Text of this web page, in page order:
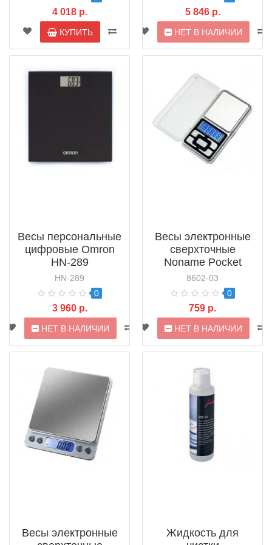
4 018 р.
КУПИТЬ
5 846 р.
НЕТ В НАЛИЧИИ
Весы персональные
цифровые Omron
HN-289
HN-289
0
3 960 р.
НЕТ В НАЛИЧИИ
Весы электронные
сверхточные
Noname Pocket
Scale MH-Series
8602-03
0
759 р.
НЕТ В НАЛИЧИИ
Весы электронные
Жидкость для